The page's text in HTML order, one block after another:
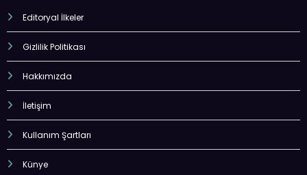
Editoryal İlkeler
Gizlilik Politikası
Hakkımızda
İletişim
Kullanım Şartları
Künye